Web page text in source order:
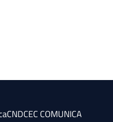
CNDCEC COMUNICA